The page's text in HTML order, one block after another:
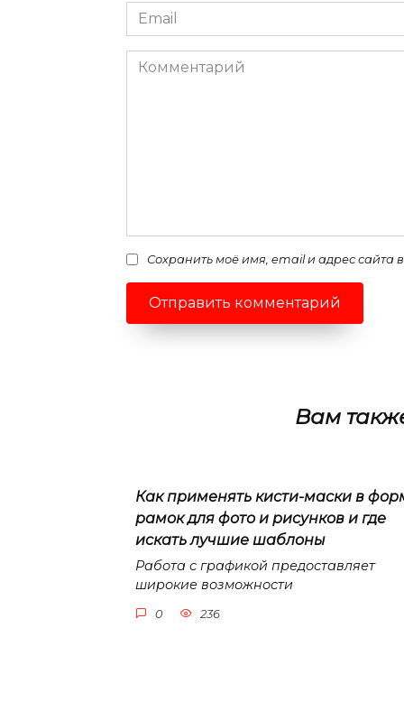
Email
*
Комментарий
Сохранить моё имя, email и адрес сайта
Вам
Как применять кисти-маски в
рамок для фото и рисунков и где
искать лучшие шаблоны
Работа с графикой предоставляет
широкие возможности
0 236